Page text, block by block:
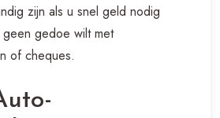
zijn als u snel geld nodig
gedoe wilt met
of cheques.